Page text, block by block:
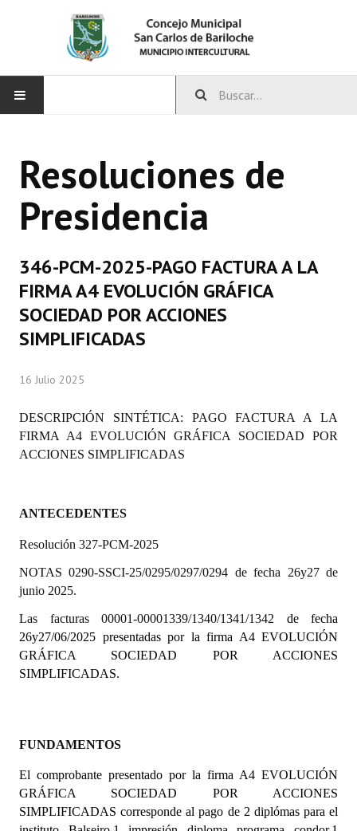
CONCEJO
Bloques Políticos
Comisiones Permanentes
Comisiones Especiales
Concejales Mandato Cumplido
Programas
LEGISLACIÓN
Carta Orgánica 2007
Reglamento Interno
Digesto
DOCUMENTOS
Informes de Gestión
Dictámenes Asesoría Letrada
Actas de Sesión
Informes de Unidad Coordinadora
Resoluciones de
Presidencia
346-PCM-2025-PAGO FACTURA A LA
FIRMA A4 EVOLUCIÓN GRÁFICA
SOCIEDAD POR ACCIONES
SIMPLIFICADAS
16 Julio 2025
DESCRIPCIÓN SINTÉTICA: PAGO FACTURA A LA
FIRMA A4 EVOLUCIÓN GRÁFICA SOCIEDAD POR
ACCIONES SIMPLIFICADAS
ANTECEDENTES
Resolución 327-PCM-2025
NOTAS 0290-SSCI-25/0295/0297/0294 de fecha 26y27 de
junio 2025.
Las facturas 00001-00001339/1340/1341/1342 de fecha
26y27/06/2025 presentadas por la firma A4 EVOLUCIÓN
GRÁFICA SOCIEDAD POR ACCIONES
SIMPLIFICADAS.
FUNDAMENTOS
El comprobante presentado por la firma A4 EVOLUCIÓN
GRÁFICA SOCIEDAD POR ACCIONES
SIMPLIFICADAS corresponde al pago de 2 diplómas para el